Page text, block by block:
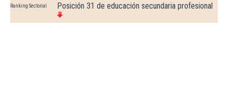
Ranking Sectorial Posición 31 de educación secundaria profesional